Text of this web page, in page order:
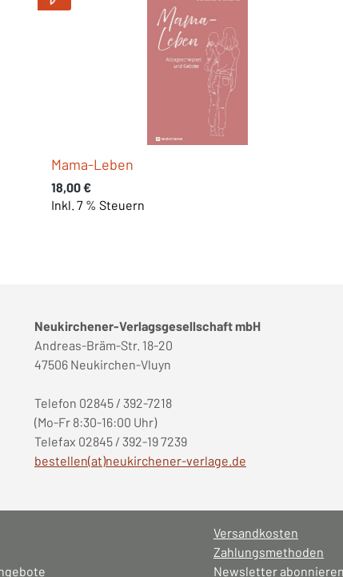
Mama-Leben
Regulärer Preis:
18,00 €
Inkl. 7 % Steuern
Neukirchener-Verlagsgesellschaft mbH
Andreas-Bräm-Str. 18-20
47506 Neukirchen-Vluyn
Telefon 02845 / 392-7218
(Mo-Fr 8:30-16:00 Uhr)
Telefax 02845 / 392-19 7239
bestellen(at)neukirchener-verlage.de
Versandkosten
Zahlungsmethoden
Newsletter